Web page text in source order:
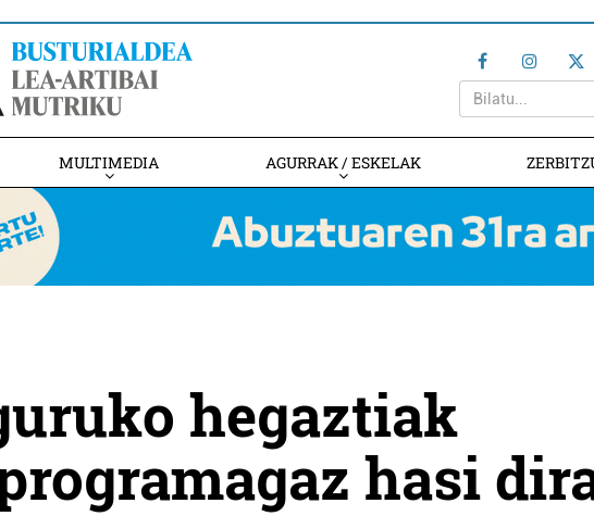
MULTIMEDIA AGURRAK / ESKELAK
hegaztiak
hasi